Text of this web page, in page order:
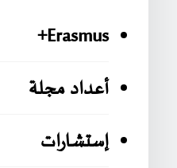
Erasmus+
أعداد مجلة
إستشارات